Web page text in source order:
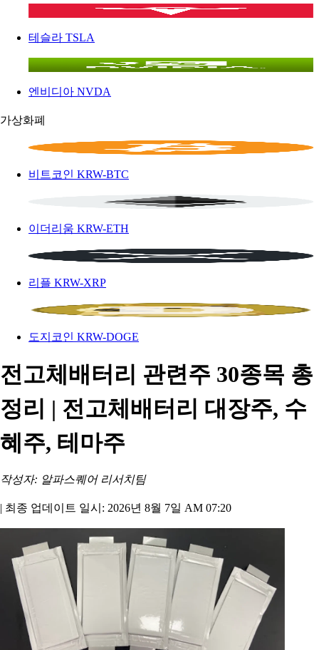
테슬라 TSLA
엔비디아 NVDA
가상화폐
비트코인 KRW-BTC
이더리움 KRW-ETH
리플 KRW-XRP
도지코인 KRW-DOGE
전고체배터리 관련주 30종목 총
정리 | 전고체배터리 대장주, 수
혜주, 테마주
작성자: 알파스퀘어 리서치팀
| 최종 업데이트 일시: 2026년 8월 7일 AM 07:20